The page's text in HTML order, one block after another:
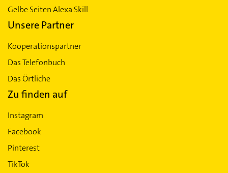
Gelbe Seiten Alexa Skill
Unsere Partner
Kooperationspartner
Das Telefonbuch
Das Örtliche
Zu finden auf
Instagram
Facebook
Pinterest
TikTok